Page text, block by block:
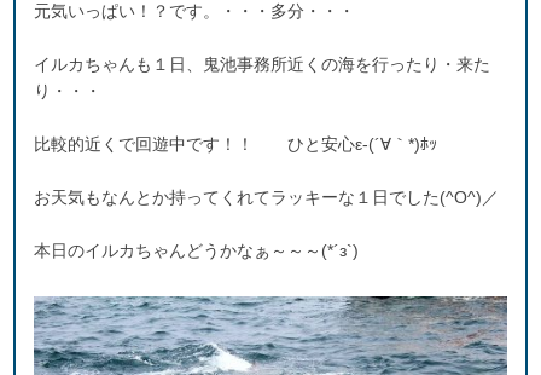
元気いっぱい！？です。・・・多分・・・
イルカちゃんも１日、鬼池事務所近くの海を行ったり・来た
り・・・
比較的近くで回遊中です！！ ひと安心ε-(´∀｀*)ﾎｯ
お天気もなんとか持ってくれてラッキーな１日でした(^O^)／
本日のイルカちゃんどうかなぁ～～～(*´з`)